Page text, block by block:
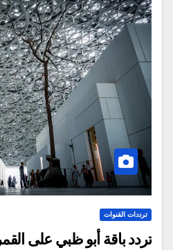
ترددات القنوات